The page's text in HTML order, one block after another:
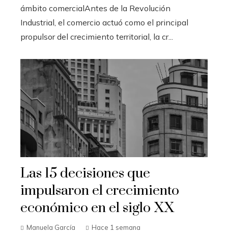
ámbito comercialAntes de la Revolución
Industrial, el comercio actuó como el principal
propulsor del crecimiento territorial, la cr...
Las 15 decisiones que
impulsaron el crecimiento
económico en el siglo XX
Manuela García Hace 1 semana